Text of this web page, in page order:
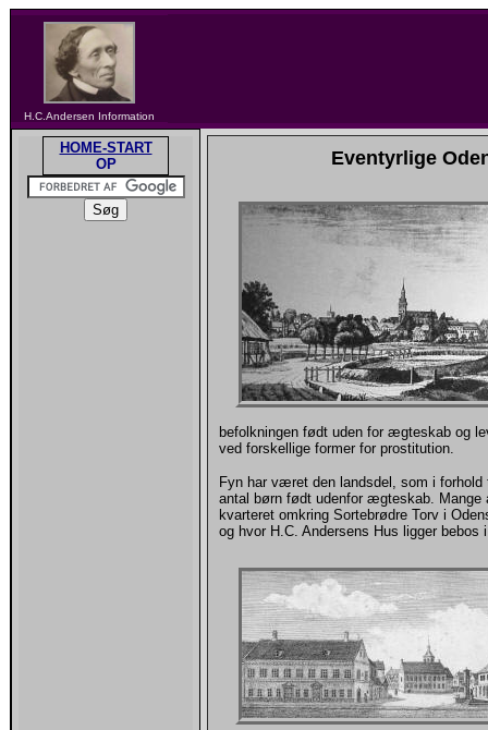
H.C.Andersen Information
HOME-START
OP
Eventyrlige
befolkningen født uden for ægteskab og
ved forskellige former for prostitution.
Fyn har været den landsdel, som i
antal børn født udenfor ægteskab. Mange
kvarteret omkring Sortebrødre Torv i
og hvor H.C. Andersens Hus ligger bebos